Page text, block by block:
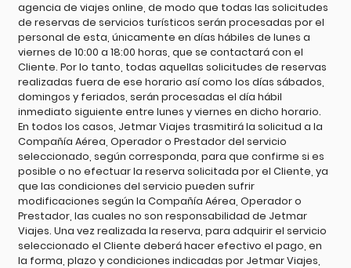
agencia de viajes online, de modo que todas las solicitudes
de reservas de servicios turísticos serán procesadas por el
personal de esta, únicamente en días hábiles de lunes a
viernes de 10:00 a 18:00 horas, que se contactará con el
Cliente. Por lo tanto, todas aquellas solicitudes de reservas
realizadas fuera de ese horario así como los días sábados,
domingos y feriados, serán procesadas el día hábil
inmediato siguiente entre lunes y viernes en dicho horario.
En todos los casos, Jetmar Viajes trasmitirá la solicitud a la
Compañía Aérea, Operador o Prestador del servicio
seleccionado, según corresponda, para que confirme si es
posible o no efectuar la reserva solicitada por el Cliente, ya
que las condiciones del servicio pueden sufrir
modificaciones según la Compañía Aérea, Operador o
Prestador, las cuales no son responsabilidad de Jetmar
Viajes. Una vez realizada la reserva, para adquirir el servicio
seleccionado el Cliente deberá hacer efectivo el pago, en
la forma, plazo y condiciones indicadas por Jetmar Viajes,